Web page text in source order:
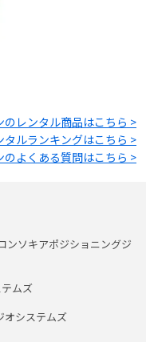
のレンタル商品はこちら >
タルランキングはこちら >
のよくある質問はこちら >
ンソキアポジショニングジ
ムズ
オシステムズ